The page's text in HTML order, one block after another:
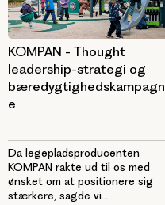
KOMPAN - Thought
leadership-strategi og
bæredygtighedskampagn
e
Da legepladsproducenten
KOMPAN rakte ud til os med
ønsket om at positionere sig
stærkere, sagde vi...